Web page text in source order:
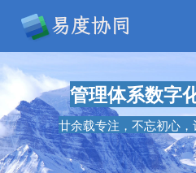
管理体系数字
廿余载专注，不忘初心 ，